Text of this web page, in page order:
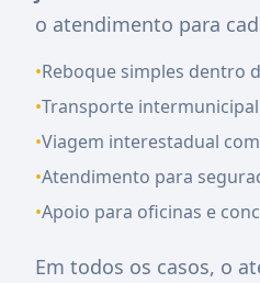
o atendimento para
•Reboque simples dentro
•Transporte
•Viagem interestadual
•Atendimento para
•Apoio para oficinas e
Em todos os casos, o